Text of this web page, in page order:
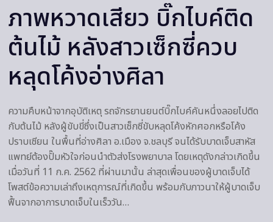
ภาพหวาดเสียว บิ๊กไบค์ติด
ต้นไม้ หลังสาวเซ็กซี่ควบ
หลุดโค้งอ่างศิลา
ความคืบหน้าจากอุบัติเหตุ รถจักรยานยนต์บิ๊กไบค์คันหนึ่งลอยไปติด
กับต้นไม้ หลังผู้ขับขี่ซึ่งเป็นสาวเซ็กซี่ขับหลุดโค้งหักศอกหรือโค้ง
ปราบเซียน ในพื้นที่อ่างศิลา อ.เมือง จ.ชลบุรี จนได้รับบาดเจ็บสาหัส
แพทย์ต้องปั๊มหัวใจก่อนนำตัวส่งโรงพยาบาล โดยเหตุดังกล่าวเกิดขึ้น
เมื่อวันที่ 11 ก.ค. 2562 ที่ผ่านมานั้น ล่าสุดเพื่อนของผู้บาดเจ็บได้
โพสต์ข้อความเล่าถึงเหตุการณ์ที่เกิดขึ้น พร้อมกับภาวนาให้ผู้บาดเจ็บ
ฟื้นจากอาการบาดเจ็บในเร็ววัน…